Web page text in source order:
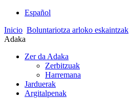
Español
Inicio Boluntariotza arloko eskaintzak
Adaka
Zer da Adaka
Zerbitzuak
Harremana
Jarduerak
Argitalpenak